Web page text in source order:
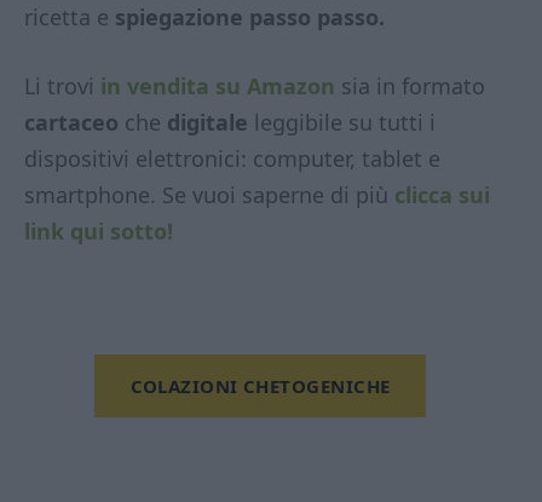
ricetta e spiegazione passo passo.
Li trovi in vendita su Amazon sia in formato
cartaceo che digitale leggibile su tutti i
dispositivi elettronici: computer, tablet e
smartphone. Se vuoi saperne di più clicca sui
link qui sotto!
COLAZIONI CHETOGENICHE